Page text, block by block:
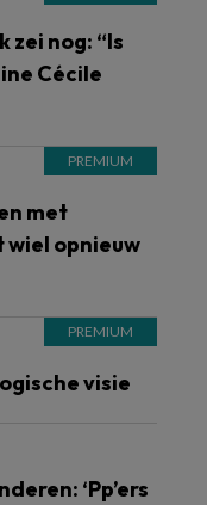
zei nog: “Is
Cécile
met
wiel opnieuw
visie
‘Pp’ers